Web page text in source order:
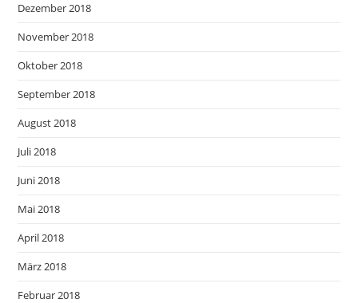
Dezember 2018
November 2018
Oktober 2018
September 2018
August 2018
Juli 2018
Juni 2018
Mai 2018
April 2018
März 2018
Februar 2018